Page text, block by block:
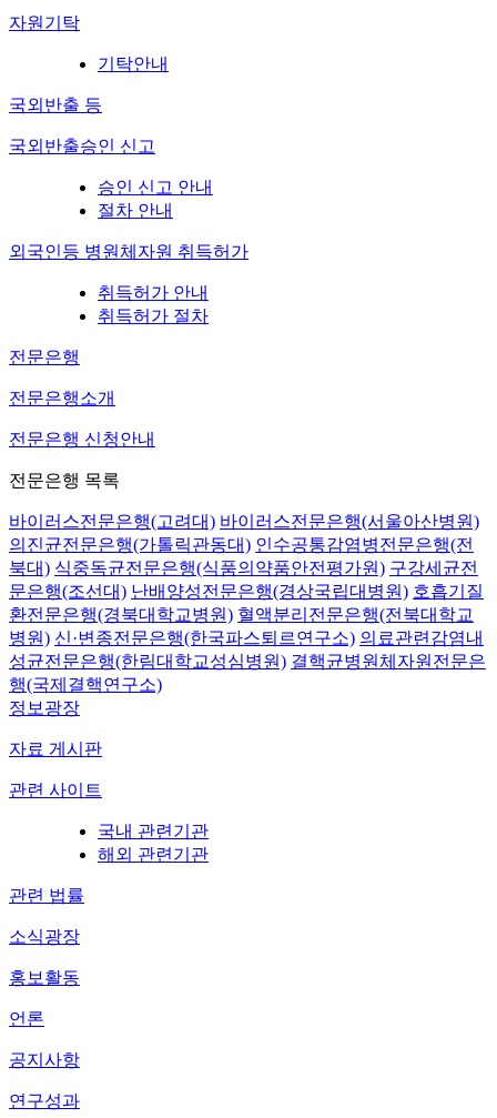
자원기탁
기탁안내
국외반출 등
국외반출승인 신고
승인 신고 안내
절차 안내
외국인등 병원체자원 취득허가
취득허가 안내
취득허가 절차
전문은행
전문은행소개
전문은행 신청안내
전문은행 목록
바이러스전문은행(고려대) 바이러스전문은행(서울아산병원)
의진균전문은행(가톨릭관동대) 인수공통감염병전문은행(전
북대) 식중독균전문은행(식품의약품안전평가원) 구강세균전
문은행(조선대) 난배양성전문은행(경상국립대병원) 호흡기질
환전문은행(경북대학교병원) 혈액분리전문은행(전북대학교
병원) 신·변종전문은행(한국파스퇴르연구소) 의료관련감염내
성균전문은행(한림대학교성심병원) 결핵균병원체자원전문은
행(국제결핵연구소)
정보광장
자료 게시판
관련 사이트
국내 관련기관
해외 관련기관
관련 법률
소식광장
홍보활동
언론
공지사항
연구성과